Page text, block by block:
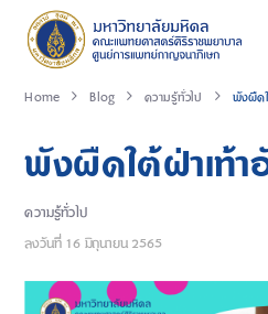
Home Blog ความรู้ทั่วไป พังผืด
พังผืดใต้ฝ่าเท้า
ความรู้ทั่วไป
ลงวันที่ 16 มิถุนายน 2565